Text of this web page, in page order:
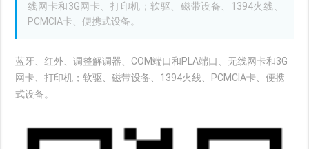
线网卡和3G网卡、打印机；软驱、磁带设备、1394火线、
PCMCIA卡、便携式设备。
蓝牙、红外、调整解调器、COM端口和PLA端口、无线网卡和3G
网卡、打印机；软驱、磁带设备、1394火线、PCMCIA卡、便携
式设备。